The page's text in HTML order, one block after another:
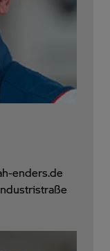
enders.de